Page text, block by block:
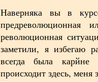
Наверняка вы в
предреволюционная
революционная
заметили, я избегаю
всегда была
происходит здесь, меня